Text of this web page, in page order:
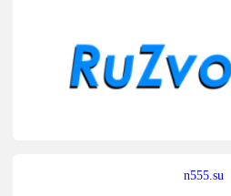
n555.su